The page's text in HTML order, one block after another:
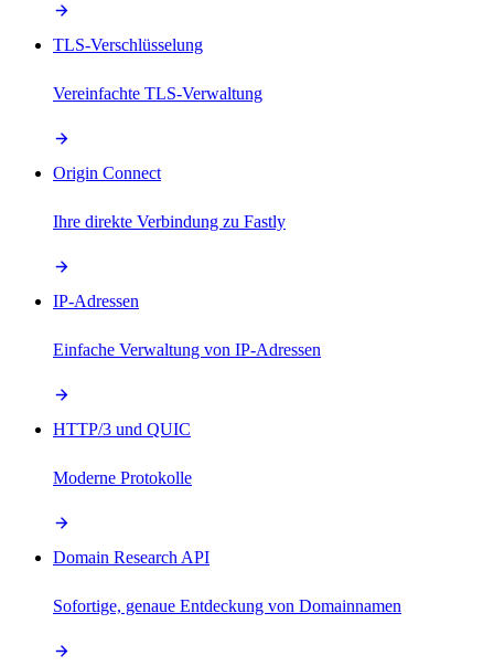
TLS-Verschlüsselung
Vereinfachte TLS-Verwaltung
Origin Connect
Ihre direkte Verbindung zu Fastly
IP-Adressen
Einfache Verwaltung von IP-Adressen
HTTP/3 und QUIC
Moderne Protokolle
Domain Research API
Sofortige, genaue Entdeckung von Domainnamen